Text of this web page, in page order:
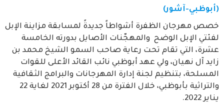
(أبوظبي-آشور)
خصص مهرجان الظفرة أشواطاً جديدةً لمسابقة مزاينة الإبل
لفئتي الإبل الوضح والمهجّنات الأصايل بدورته الخامسة
عشرة، التي تقام تحت رعاية صاحب السمو الشيخ محمد بن
زايد آل نهيان، ولي عهد أبوظبي نائب القائد الأعلى للقوات
المسلحة، بتنظيم لجنة إدارة المهرجانات والبرامج الثقافية
والتراثية بأبوظبي، خلال الفترة من 28 أكتوبر 2021 لغاية 22
يناير 2022.